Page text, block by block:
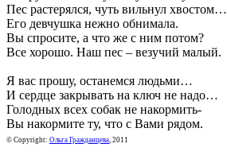
Пес растерялся, чуть вильнул хвостом…
Его девчушка нежно обнимала.
Вы спросите, а что же с ним потом?
Все хорошо. Наш пес – везучий малый.
Я вас прошу, останемся людьми…
И сердце закрывать на ключ не надо…
Голодных всех собак не накормить-
Вы накормите ту, что с Вами рядом.
© Copyright: Ольга Гражданцева, 2011